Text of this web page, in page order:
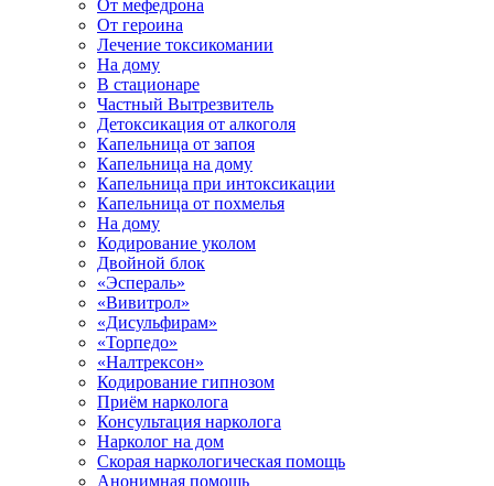
От мефедрона
От героина
Лечение токсикомании
На дому
В стационаре
Частный Вытрезвитель
Детоксикация от алкоголя
Капельница от запоя
Капельница на дому
Капельница при интоксикации
Капельница от похмелья
На дому
Кодирование уколом
Двойной блок
«Эспераль»
«Вивитрол»
«Дисульфирам»
«Торпедо»
«Налтрексон»
Кодирование гипнозом
Приём нарколога
Консультация нарколога
Нарколог на дом
Скорая наркологическая помощь
Анонимная помощь